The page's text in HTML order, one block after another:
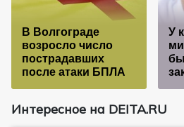
В Волгограде
возросло число
пострадавших
после атаки БПЛА
У
Интересное на DEITA.RU